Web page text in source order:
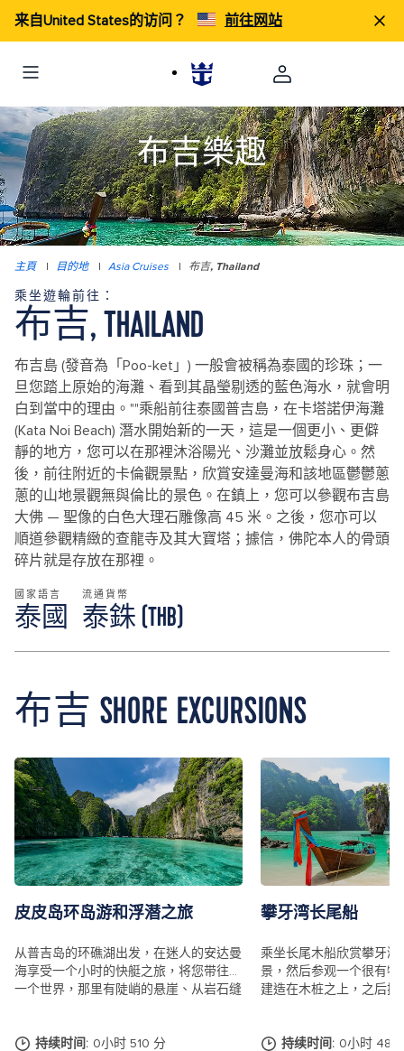
来自United States的访问？ 前往网站
布吉樂趣
主頁 | 目的地 | Asia Cruises | 布吉, Thailand
乘坐遊輪前往：
布吉, THAILAND
布吉島 (發音為「Poo-ket」) 一般會被稱為泰國的珍珠；一
旦您踏上原始的海灘、看到其晶瑩剔透的藍色海水，就會明
白到當中的理由。""乘船前往泰國普吉島，在卡塔諾伊海灘
(Kata Noi Beach) 潛水開始新的一天，這是一個更小、更僻
靜的地方，您可以在那裡沐浴陽光、沙灘並放鬆身心。然
後，前往附近的卡倫觀景點，欣賞安達曼海和該地區鬱鬱蔥
蔥的山地景觀無與倫比的景色。在鎮上，您可以參觀布吉島
大佛 — 聖像的白色大理石雕像高 45 米。之後，您亦可以
順道參觀精緻的查龍寺及其大寶塔；據信，佛陀本人的骨頭
碎片就是存放在那裡。
國家語言
泰國
流通貨幣
泰銖 (THB)
布吉 SHORE EXCURSIONS